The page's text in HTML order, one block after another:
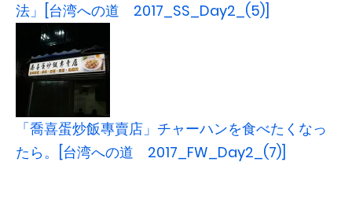
法」[台湾への道 2017_SS_Day2_(5)]
「喬喜蛋炒飯專賣店」チャーハンを食べたくなっ
たら。[台湾への道 2017_FW_Day2_(7)]